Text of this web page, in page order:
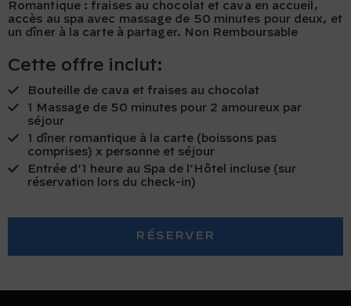
Romantique : fraises au chocolat et cava en accueil,
accès au spa avec massage de 50 minutes pour deux, et
un dîner à la carte à partager. Non Remboursable
Cette offre inclut:
Bouteille de cava et fraises au chocolat
1 Massage de 50 minutes pour 2 amoureux par
séjour
1 dîner romantique à la carte (boissons pas
comprises) x personne et séjour
Entrée d’1 heure au Spa de l’Hôtel incluse (sur
réservation lors du check-in)
RÉSERVER